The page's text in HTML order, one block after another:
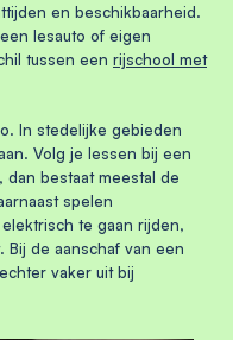
en beschikbaarheid.
lesauto of eigen
tussen een rijschool met
In stedelijke gebieden
Volg je lessen bij een
, dan bestaat meestal de
spelen
te gaan rijden,
Bij de aanschaf van een
vaker uit bij